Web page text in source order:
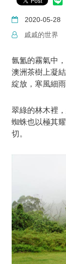
2020-05-28
戚戚的世界
氤氳的霧氣中
澳洲茶樹上凝
綻放，寒風細
翠綠的林木裡
蜘蛛也以極其
切。